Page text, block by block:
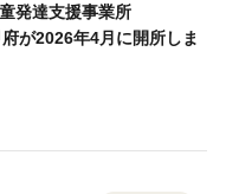
発達支援事業所
が2026年4月に開所しま